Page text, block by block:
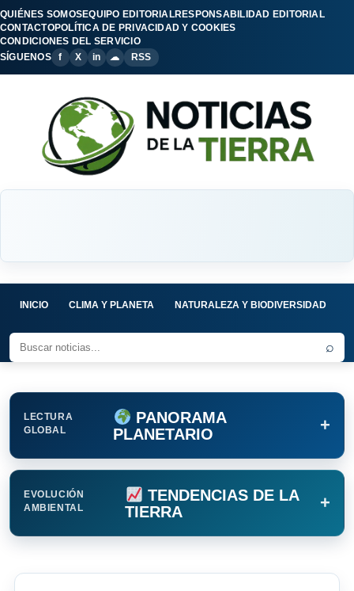
QUIÉNES SOMOSEQUIPO EDITORIALRESPONSABILIDAD EDITORIAL
CONTACTOPOLÍTICA DE PRIVACIDAD Y COOKIES
CONDICIONES DEL SERVICIO
SÍGUENOS
f X in ☁ RSS
INICIO CLIMA Y PLANETA NATURALEZA Y BIODIVERSIDAD
⌕
LECTURA
GLOBAL
PANORAMA
PLANETARIO
+
EVOLUCIÓN
AMBIENTAL
TENDENCIAS DE LA
TIERRA
+